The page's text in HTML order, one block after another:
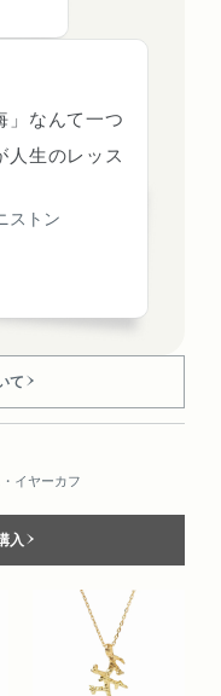
」なんて一つ
人生のレッス
ストン
て
イヤーカフ
入